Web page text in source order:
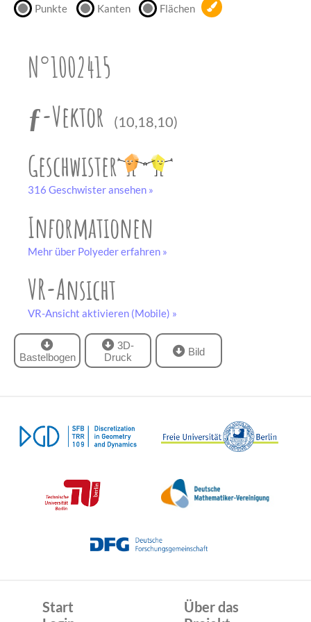
Punkte Kanten Flächen
N°1002415
ƒ-Vektor
(10,18,10)
Geschwister
316 Geschwister ansehen »
Informationen
Mehr über Polyeder erfahren »
VR-Ansicht
VR-Ansicht aktivieren (Mobile) »
Bastelbogen
Bastelbogen
3D-
Druck
unserem
Bild
Start
Über das